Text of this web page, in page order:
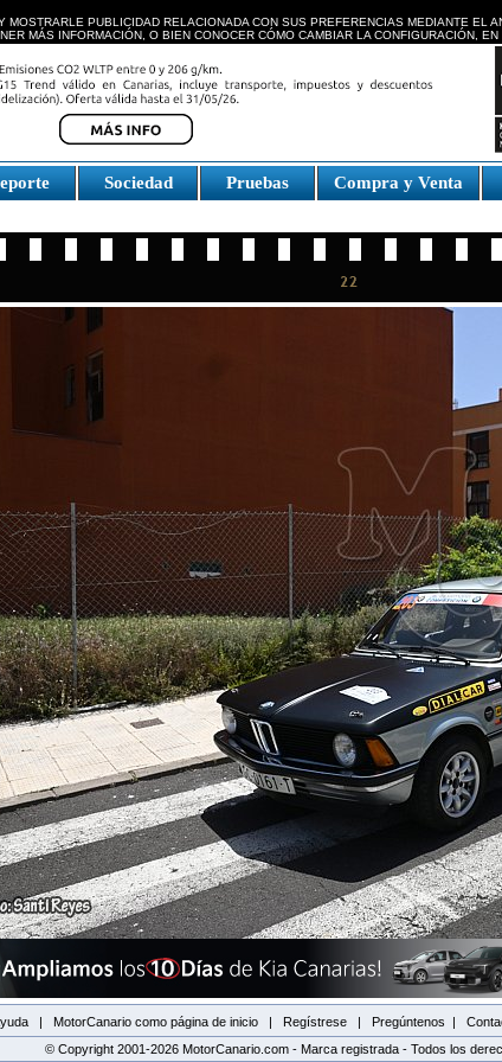
PUBLICIDAD RELACIONADA CON SUS PREFERENCIAS MEDIANTE EL
MÁS INFORMACIÓN, O BIEN CONOCER CÓMO CAMBIAR LA CONFIGURACIÓN, EN
Sociedad Pruebas Compra y Venta
| MotorCanario como página de inicio | Regístrese | Pregúntenos |
© Copyright 2001-2026 MotorCanario.com - Marca registrada - Todos los